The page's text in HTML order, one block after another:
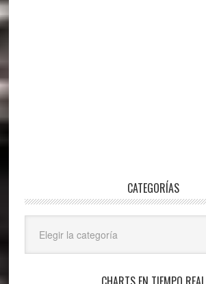
CATEGORÍAS